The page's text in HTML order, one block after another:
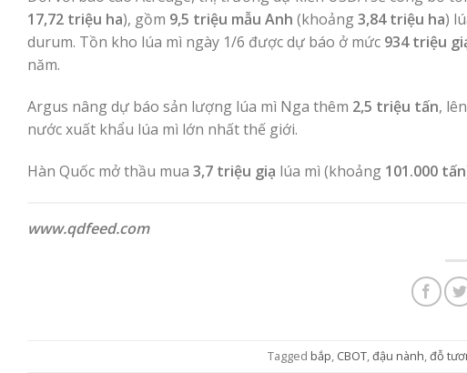
17,72 triệu ha), gồm 9,5 triệu mẫu Anh (khoảng3,84 triệu ha)
durum. Tồn kho lúa mì ngày 1/6 được dự báo ở mức 934 triệu
năm.
Argus nâng dự báo sản lượng lúa mì Nga thêm 2,5 triệu tấn, lên
nước xuất khẩu lúa mì lớn nhất thế giới.
Hàn Quốc mở thầu mua 3,7 triệu giạ lúa mì (khoảng 101.000 tấn
www.qdfeed.com
Tagged bắp, CBOT,đậu nành,đỗ